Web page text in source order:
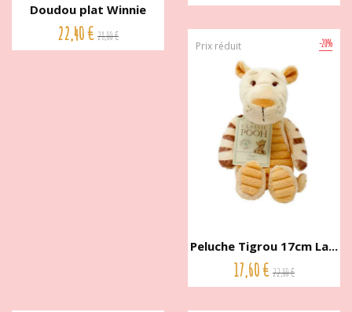
Doudou plat Winnie
Pour...
22,40 € 28,00 €
-20%
Prix réduit
Peluche Tigrou 17cm La...
17,60 € 22,00 €